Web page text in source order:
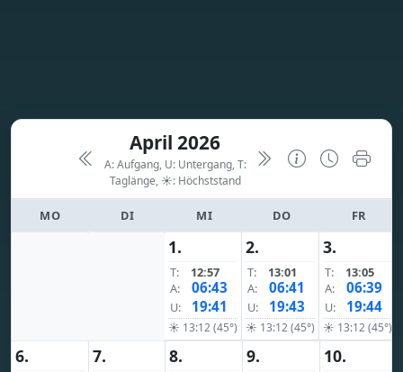
April 2026
A: Aufgang, U: Untergang, T:
Taglänge, ☀: Höchststand
MO DI MI DO FR
1.
T:
12:57
A:
06:43
U: 19:41
☀ 13:12 (45°)
2.
T:
13:01
A:
06:41
U: 19:43
☀ 13:12 (45°)
3.
T:
13:05
A:
06:39
U: 19:44
☀ 13:12 (45°)
6. 7. 8. 9. 10.